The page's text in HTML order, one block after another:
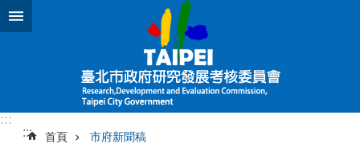
跳到主要內容區塊
:::
:::
首頁 市府新聞稿